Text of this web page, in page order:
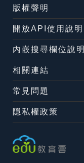
版權聲明
開放API使用說明
內嵌搜尋欄位說明
相關連結
常見問題
隱私權政策